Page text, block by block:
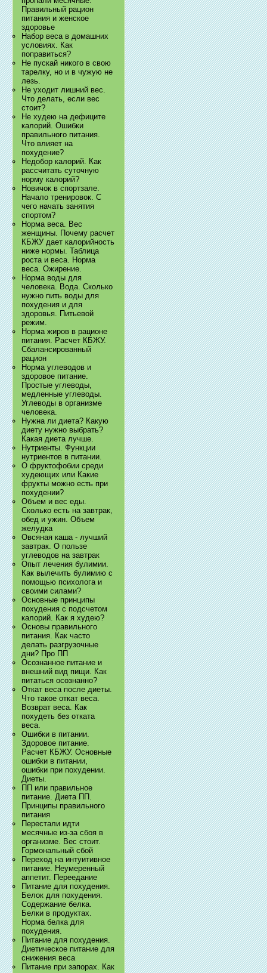
Правильный рацион
питания и женское
здоровье
Набор веса в домашних
условиях. Как
поправиться?
Не пускай никого в свою
тарелку, но и в чужую не
лезь.
Не уходит лишний вес.
Что делать, если вес
стоит?
Не худею на дефиците
калорий. Ошибки
правильного питания.
Что влияет на
похудение?
Недобор калорий. Как
рассчитать суточную
норму калорий?
Новичок в спортзале.
Начало тренировок. С
чего начать занятия
спортом?
Норма веса. Вес
женщины. Почему расчет
КБЖУ дает калорийность
ниже нормы. Таблица
роста и веса. Норма
веса. Ожирение.
Норма воды для
человека. Вода. Сколько
нужно пить воды для
похудения и для
здоровья. Питьевой
режим.
Норма жиров в рационе
питания. Расчет КБЖУ.
Сбалансированный
рацион
Норма углеводов и
здоровое питание.
Простые углеводы,
медленные углеводы.
Углеводы в организме
человека.
Нужна ли диета? Какую
диету нужно выбрать?
Какая диета лучше.
Нутриенты. Функции
нутриентов в питании.
О фруктофобии среди
худеющих или Какие
фрукты можно есть при
похудении?
Объем и вес еды.
Сколько есть на завтрак,
обед и ужин. Объем
желудка
Овсяная каша - лучший
завтрак. О пользе
углеводов на завтрак
Опыт лечения булимии.
Как вылечить булимию с
помощью психолога и
своими силами?
Основные принципы
похудения с подсчетом
калорий. Как я худею?
Основы правильного
питания. Как часто
делать разгрузочные
дни? Про ПП
Осознанное питание и
внешний вид пищи. Как
питаться осознанно?
Откат веса после диеты.
Что такое откат веса.
Возврат веса. Как
похудеть без отката
веса.
Ошибки в питании.
Здоровое питание.
Расчет КБЖУ. Основные
ошибки в питании,
ошибки при похудении.
Диеты.
ПП или правильное
питание. Диета ПП.
Принципы правильного
питания
Перестали идти
месячные из-за сбоя в
организме. Вес стоит.
Гормональный сбой
Переход на интуитивное
питание. Неумеренный
аппетит. Переедание
Питание для похудения.
Белок для похудения.
Содержание белка.
Белки в продуктах.
Норма белка для
похудения.
Питание для похудения.
Диетическое питание для
снижения веса
Питание при запорах. Как